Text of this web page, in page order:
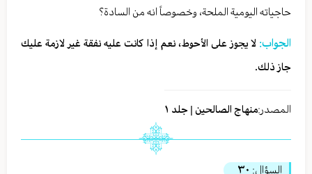
حاجياته اليومية الملحة، وخصوصاً انه من السادة؟
الجواب: لا يجوز على الأحوط، نعم إذا كانت عليه نفقة غير لازمة عليك
جاز ذلك.
المصدر:منهاج الصالحين | جلد ١
السؤال: ٣٠